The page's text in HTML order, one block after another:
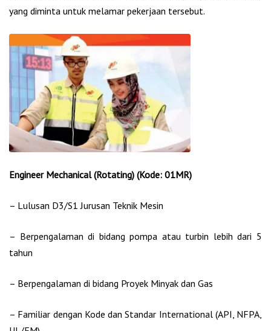
yang diminta untuk melamar pekerjaan tersebut.
Engineer Mechanical (Rotating) (Kode: 01MR)
– Lulusan D3/S1 Jurusan Teknik Mesin
– Berpengalaman di bidang pompa atau turbin lebih dari 5
tahun
– Berpengalaman di bidang Proyek Minyak dan Gas
– Familiar dengan Kode dan Standar International (API, NFPA,